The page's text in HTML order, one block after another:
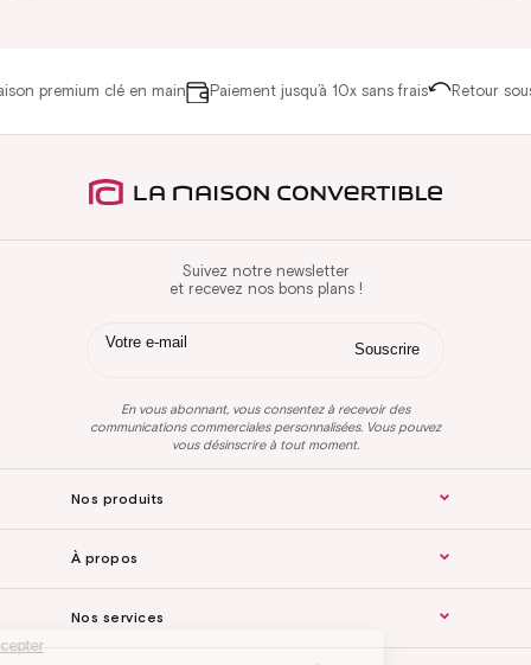
Continuer sans accepter
premium clé en main Paiement jusqu’à 10x sans frais Retour sous
Suivez notre newsletter
et recevez nos bons plans !
En vous abonnant, vous consentez à recevoir des
communications commerciales personnalisées. Vous pouvez
vous désinscrire à tout moment.
Nos produits
À propos
Nos services